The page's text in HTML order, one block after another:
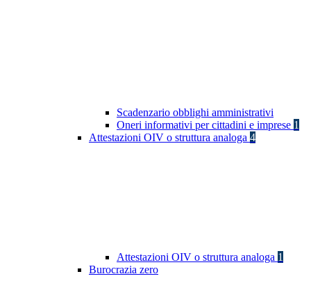
Scadenzario obblighi amministrativi
Oneri informativi per cittadini e imprese 1
Attestazioni OIV o struttura analoga 4
Attestazioni OIV o struttura analoga 1
Burocrazia zero